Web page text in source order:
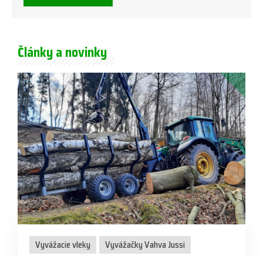
Články a novinky
Vyvážacie vleky
Vyvážačky Vahva Jussi